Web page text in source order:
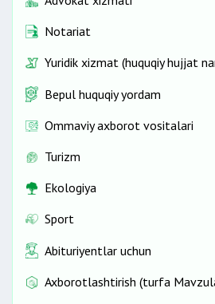
Notariat
Yuridik xizmat (huquqiy hujjat
Bepul huquqiy yordam
Ommaviy axborot vositalari
Turizm
Ekologiya
Sport
Abituriyentlar uchun
Axborotlashtirish (turfa